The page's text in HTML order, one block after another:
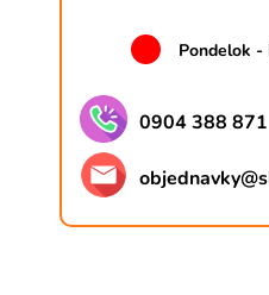
Pondelok -
0904 388 871
objednavky@